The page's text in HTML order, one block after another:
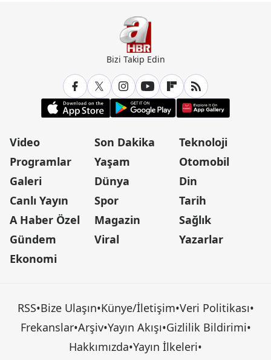
Bizi Takip Edin
Video
Programlar
Galeri
Canlı Yayın
A Haber Özel
Gündem
Ekonomi
Son Dakika
Yaşam
Dünya
Spor
Magazin
Viral
Teknoloji
Otomobil
Din
Tarih
Sağlık
Yazarlar
RSS•Bize Ulaşın•Künye/İletişim•Veri Politikası•
Frekanslar•Arşiv•Yayın Akışı•Gizlilik Bildirimi•
Hakkımızda•Yayın İlkeleri•